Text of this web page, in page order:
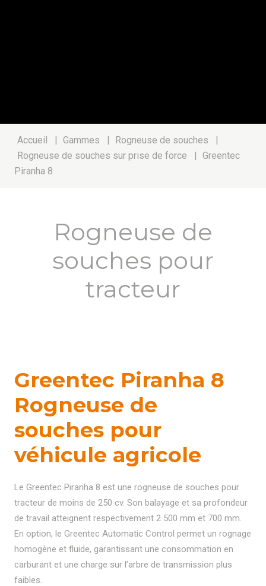
Accueil | Gammes | Rogneuse de souches
|
Rogneuse de souches sur prise de force
| Greentec
Piranha 8
Rogneuse de
souches pour
tracteur
Greentec Piranha 8
Rogneuse de
souches pour
véhicule agricole
Le Greentec Piranha 8 est une rogneuse de souches pour
tracteur de moins de 250 cv. Son balayage et sa profondeur
de travail atteignent respectivement 2 500 mm et 700 mm.
En option, le Greentec Automatic Control permet un rognage
homogène et fluide, garantissant une consommation en
carburant et une charge sur l’arbre de transmission plus
faibles.